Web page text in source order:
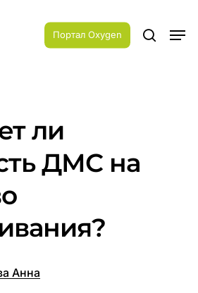
Портал Oxygen search
ли
ДМС на
Анна